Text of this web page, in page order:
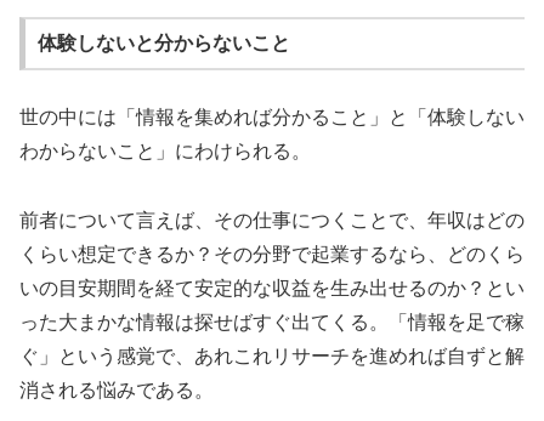
体験しないと分からないこと
世の中には「情報を集めれば分かること」と「体験しない
わからないこと」にわけられる。
前者について言えば、その仕事につくことで、年収はどの
くらい想定できるか？その分野で起業するなら、どのくら
いの目安期間を経て安定的な収益を生み出せるのか？とい
った大まかな情報は探せばすぐ出てくる。「情報を足で稼
ぐ」という感覚で、あれこれリサーチを進めれば自ずと解
消される悩みである。